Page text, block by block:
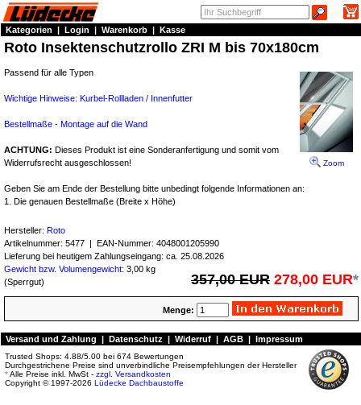
Kategorien | Login | Warenkorb | Kasse
Roto Insektenschutzrollo ZRI M bis 70x180cm
Zoom
Passend für alle Typen
Wichtige Hinweise: Kurbel-Rollladen / Innenfutter
Bestellmaße - Montage auf die Wand
ACHTUNG: Dieses Produkt ist eine Sonderanfertigung und somit vom
Widerrufsrecht ausgeschlossen!
Geben Sie am Ende der Bestellung bitte unbedingt folgende Informationen an:
1. Die genauen Bestellmaße (Breite x Höhe)
Hersteller: Roto
Artikelnummer: 5477 | EAN-Nummer: 4048001205990
Lieferung bei heutigem Zahlungseingang: ca. 25.08.2026
Gewicht bzw. Volumengewicht: 3,00 kg
(Sperrgut)
357,00 EUR 278,00 EUR*
Menge:
Versand und Zahlung | Datenschutz | Widerruf | AGB | Impressum
Trusted Shops: 4.88/5.00 bei 674 Bewertungen
Durchgestrichene Preise sind unverbindliche Preisempfehlungen der Hersteller
*Alle Preise inkl. MwSt - zzgl. Versandkosten
Copyright © 1997-2026 Lüdecke Dachbaustoffe